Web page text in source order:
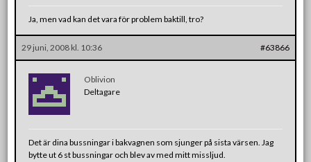
Ja, men vad kan det vara för problem baktill, tro?
29 juni, 2008 kl. 10:36 #63866
Oblivion
Deltagare
Det är dina bussningar i bakvagnen som sjunger på sista värsen. Jag
bytte ut 6 st bussningar och blev av med mitt missljud.